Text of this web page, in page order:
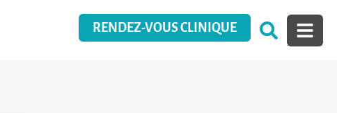
RENDEZ-VOUS CLINIQUE